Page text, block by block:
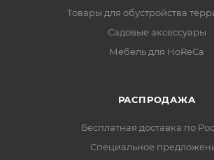
Товары для обустройства
Садовые аксессуары
Мебель для HoReCa
РАСПРОДАЖА
Бесплатная доставка по
Специальное